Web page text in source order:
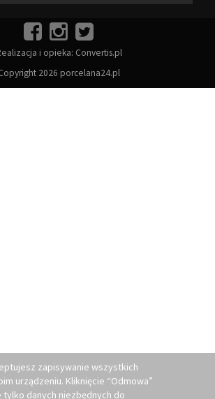
i opieka: Convertis.pl
2026 porcelana24.pl
zapisywanie wszystkich
urządzeniu. Kliknięcie “Odmowa”
tylko danych niezbędnych do